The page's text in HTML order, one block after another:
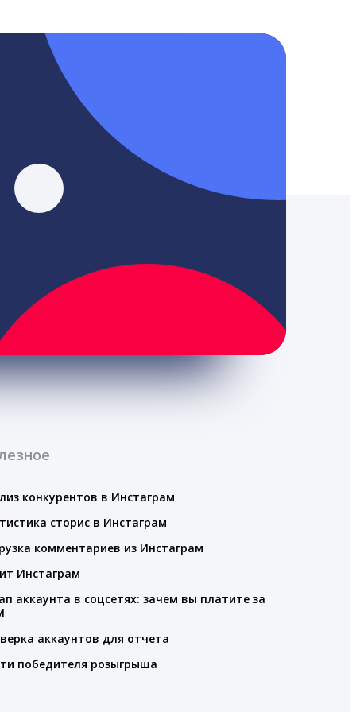
конкурентов в Инстаграм
сторис в Инстаграм
комментариев из Инстаграм
Инстаграм
аккаунта в соцсетях: зачем вы платите за
аккаунтов для отчета
победителя розыгрыша